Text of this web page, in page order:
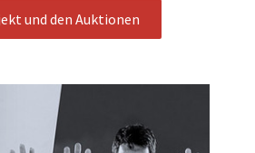
und den Auktionen